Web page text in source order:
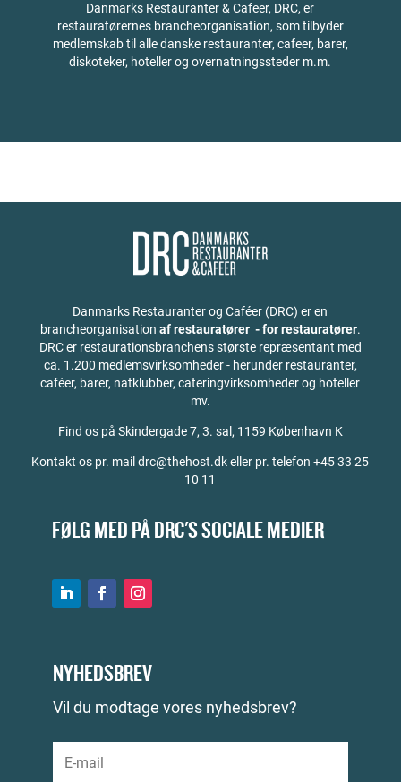
Danmarks Restauranter & Cafeer, DRC, er
restauratørernes brancheorganisation, som tilbyder
medlemskab til alle danske restauranter, cafeer, barer,
diskoteker, hoteller og overnatningssteder m.m.
Danmarks Restauranter og Caféer (DRC) er en
brancheorganisation af restauratører - for restauratører.
DRC er restaurationsbranchens største repræsentant med
ca. 1.200 medlemsvirksomheder - herunder restauranter,
caféer, barer, natklubber, cateringvirksomheder og hoteller
mv.
Find os på Skindergade 7, 3. sal, 1159 København K
Kontakt os pr. mail drc@thehost.dk eller pr. telefon +45 33 25
10 11
FØLG MED PÅ DRC'S SOCIALE MEDIER
NYHEDSBREV
Vil du modtage vores nyhedsbrev?